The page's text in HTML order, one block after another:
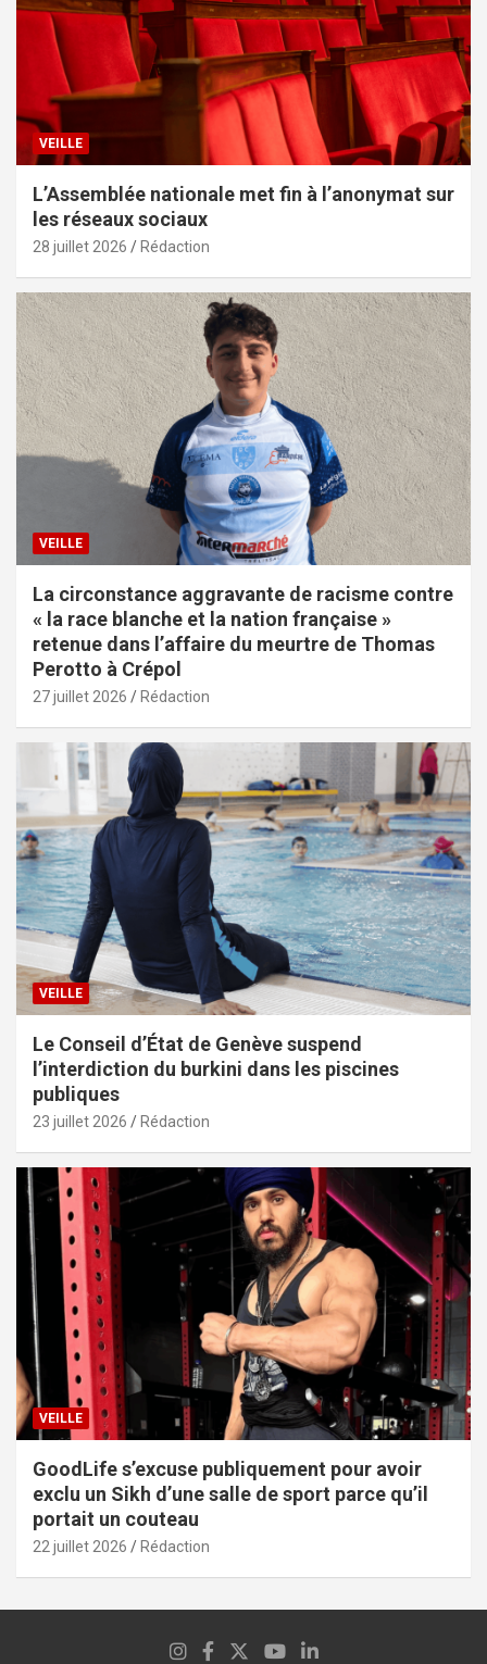
VEILLE
L’Assemblée nationale met fin à l’anonymat sur
les réseaux sociaux
28 juillet 2026 Rédaction
VEILLE
La circonstance aggravante de racisme contre
« la race blanche et la nation française »
retenue dans l’affaire du meurtre de Thomas
Perotto à Crépol
27 juillet 2026 Rédaction
VEILLE
Le Conseil d’État de Genève suspend
l’interdiction du burkini dans les piscines
publiques
23 juillet 2026 Rédaction
VEILLE
GoodLife s’excuse publiquement pour avoir
exclu un Sikh d’une salle de sport parce qu’il
portait un couteau
22 juillet 2026 Rédaction